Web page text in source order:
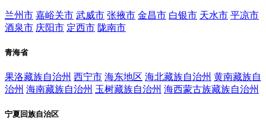
兰州市 嘉峪关市 武威市 张掖市 金昌市 白银市 天水市 平凉市
酒泉市 庆阳市 定西市 陇南市
青海省
果洛藏族自治州 西宁市 海东地区 海北藏族自治州 黄南藏族自
治州 海南藏族自治州 玉树藏族自治州 海西蒙古族藏族自治州
宁夏回族自治区